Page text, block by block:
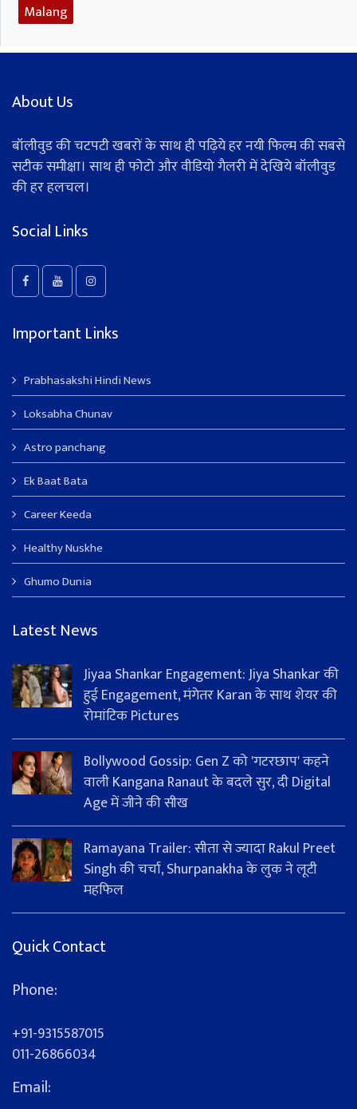
Malang
About Us
बॉलीवुड की चटपटी खबरों के साथ ही पढ़िये हर नयी फिल्म की सबसे
सटीक समीक्षा। साथ ही फोटो और वीडियो गैलरी में देखिये बॉलीवुड
की हर हलचल।
Social Links
Important Links
Prabhasakshi Hindi News
Loksabha Chunav
Astro panchang
Ek Baat Bata
Career Keeda
Healthy Nuskhe
Ghumo Dunia
Latest News
Jiyaa Shankar Engagement: Jiya Shankar की
हुई Engagement, मंगेतर Karan के साथ शेयर की
रोमांटिक Pictures
Bollywood Gossip: Gen Z को 'गटरछाप' कहने
वाली Kangana Ranaut के बदले सुर, दी Digital
Age में जीने की सीख
Ramayana Trailer: सीता से ज्यादा Rakul Preet
Singh की चर्चा, Shurpanakha के लुक ने लूटी
महफिल
Quick Contact
Phone:
+91-9315587015
011-26866034
Email: